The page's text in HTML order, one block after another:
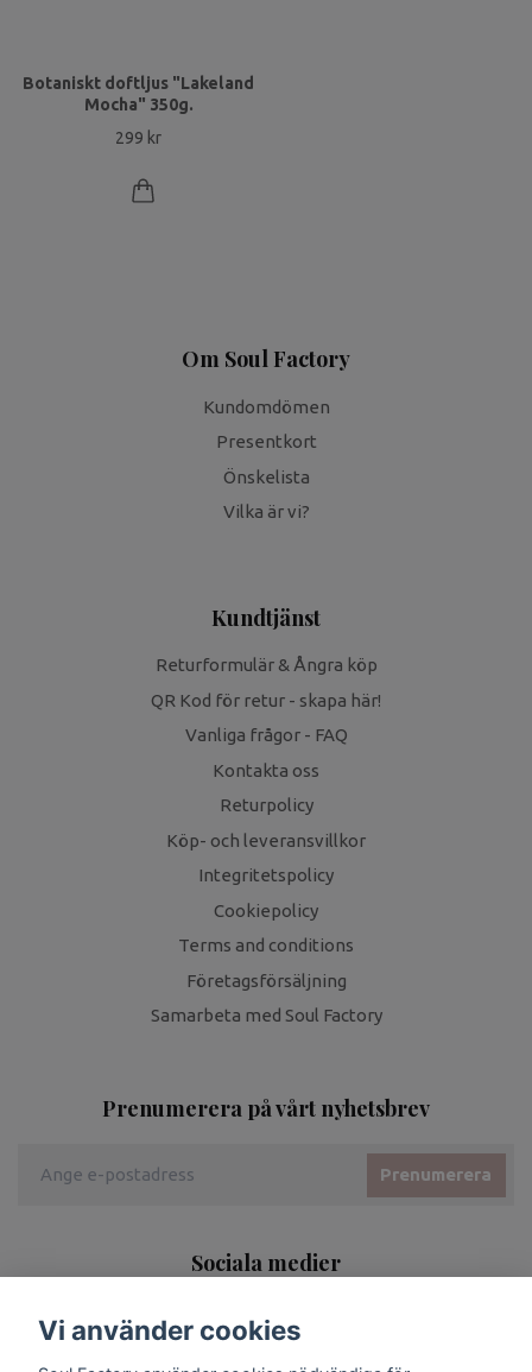
Botaniskt doftljus "Lakeland
Mocha" 350g.
299 kr
Om Soul Factory
Kundomdömen
Presentkort
Önskelista
Vilka är vi?
Kundtjänst
Returformulär & Ångra köp
QR Kod för retur - skapa här!
Vanliga frågor - FAQ
Kontakta oss
Returpolicy
Köp- och leveransvillkor
Integritetspolicy
Cookiepolicy
Terms and conditions
Företagsförsäljning
Samarbeta med Soul Factory
Prenumerera på vårt nyhetsbrev
Prenumerera
Sociala medier
Vi använder cookies